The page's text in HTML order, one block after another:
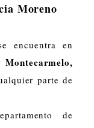
Moreno
encuentra en
parte de
de